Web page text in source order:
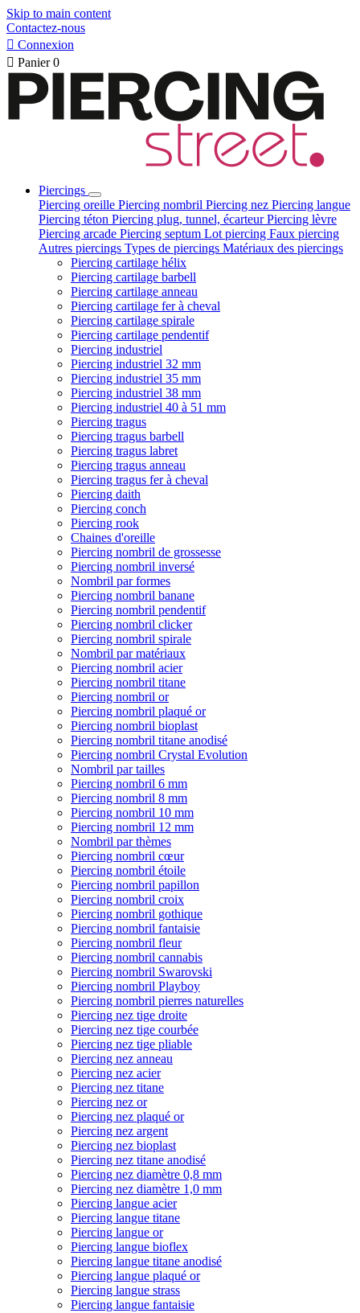
Skip to main content
Contactez-nous
 Connexion
 Panier 0
Piercings
Piercing oreille Piercing nombril Piercing nez Piercing langue
Piercing téton Piercing plug, tunnel, écarteurPiercing lèvre
Piercing arcade Piercing septum Lot piercing Faux piercing
Autres piercings Types de piercings Matériaux des piercings
Piercing cartilage hélix
Piercing cartilage barbell
Piercing cartilage anneau
Piercing cartilage fer à cheval
Piercing cartilage spirale
Piercing cartilage pendentif
Piercing industriel
Piercing industriel 32 mm
Piercing industriel 35 mm
Piercing industriel 38 mm
Piercing industriel 40 à 51 mm
Piercing tragus
Piercing tragus barbell
Piercing tragus labret
Piercing tragus anneau
Piercing tragus fer à cheval
Piercing daith
Piercing conch
Piercing rook
Chaines d'oreille
Piercing nombril de grossesse
Piercing nombril inversé
Nombril par formes
Piercing nombril banane
Piercing nombril pendentif
Piercing nombril clicker
Piercing nombril spirale
Nombril par matériaux
Piercing nombril acier
Piercing nombril titane
Piercing nombril or
Piercing nombril plaqué or
Piercing nombril bioplast
Piercing nombril titane anodisé
Piercing nombril Crystal Evolution
Nombril par tailles
Piercing nombril 6 mm
Piercing nombril 8 mm
Piercing nombril 10 mm
Piercing nombril 12 mm
Nombril par thèmes
Piercing nombril cœur
Piercing nombril étoile
Piercing nombril papillon
Piercing nombril croix
Piercing nombril gothique
Piercing nombril fantaisie
Piercing nombril fleur
Piercing nombril cannabis
Piercing nombril Swarovski
Piercing nombril Playboy
Piercing nombril pierres naturelles
Piercing nez tige droite
Piercing nez tige courbée
Piercing nez tige pliable
Piercing nez anneau
Piercing nez acier
Piercing nez titane
Piercing nez or
Piercing nez plaqué or
Piercing nez argent
Piercing nez bioplast
Piercing nez titane anodisé
Piercing nez diamètre 0,8 mm
Piercing nez diamètre 1,0 mm
Piercing langue acier
Piercing langue titane
Piercing langue or
Piercing langue bioflex
Piercing langue titane anodisé
Piercing langue plaqué or
Piercing langue strass
Piercing langue fantaisie